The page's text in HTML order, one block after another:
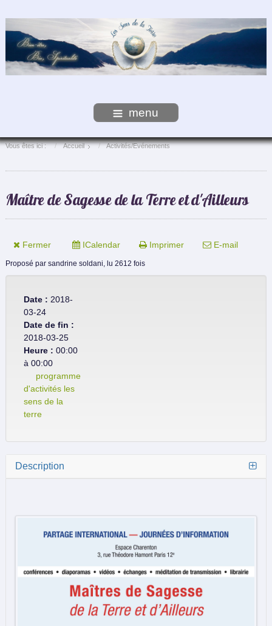
menu
Vous êtes ici : Accueil Activités/Evénements
Maître de Sagesse de la Terre et d'Ailleurs
Fermer ICalendar Imprimer E-mail
Proposé par sandrine soldani, lu 2612 fois
Date : 2018-
03-24
Date de fin :
2018-03-25
Heure : 00:00
à 00:00
programme
d'activités les
sens de la
terre
Description